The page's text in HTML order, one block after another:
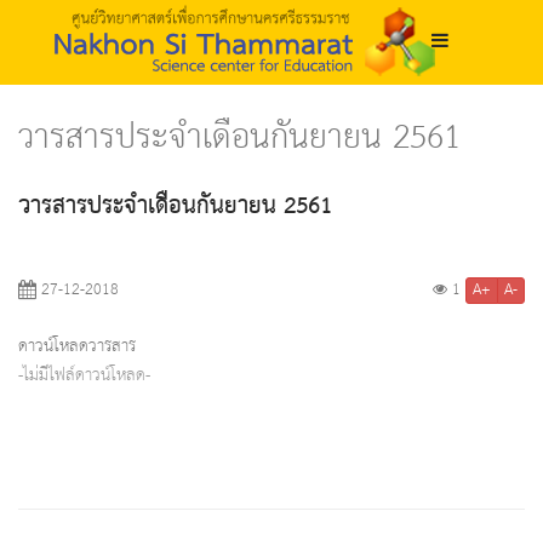
วารสารประจำเดือนกันยายน 2561
วารสารประจำเดือนกันยายน 2561
27-12-2018 1 A+ A-
ดาวน์โหลดวารสาร
-ไม่มีไฟล์ดาวน์โหลด-